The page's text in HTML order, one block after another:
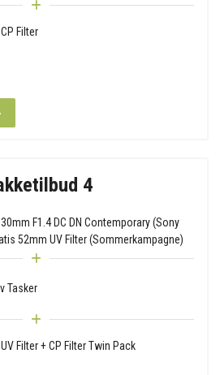
Filter
4
F1.4 DC DN Contemporary (Sony
52mm UV Filter (Sommerkampagne)
Tasker
Filter + CP Filter Twin Pack